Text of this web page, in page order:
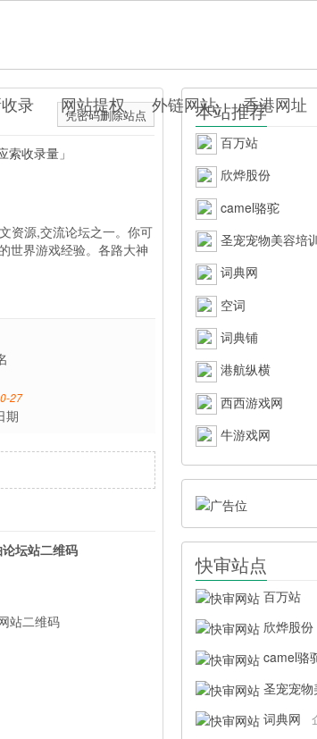
录 网站提权 外链网站 香港网址
凭密码删除站点
索收录量」
资源,交流论坛之一。你可
世界游戏经验。各路大神
27
期
坛站二维码
本站推荐
百万站
欣烨股份
camel骆驼
圣宠宠物美容培
词典网
空词
词典铺
港航纵横
西西游戏网
牛游戏网
快审站点
百万站
欣烨股份
camel骆
圣宠宠物
词典网